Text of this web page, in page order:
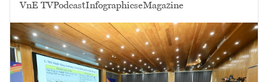
VnE TVPodcastInfographicseMagazine